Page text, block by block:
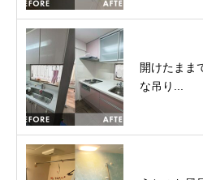
開けたまま
な吊り...